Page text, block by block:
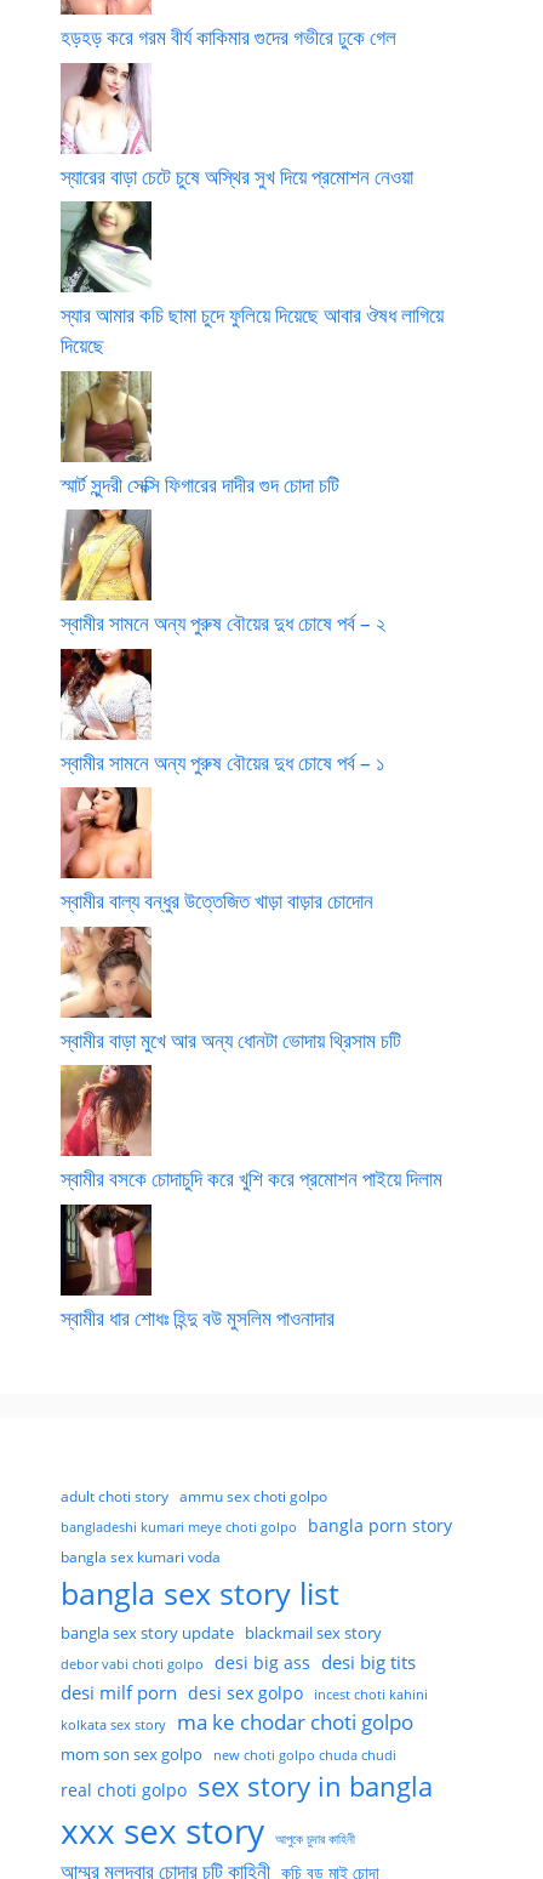
হড়হড় করে গরম বীর্য কাকিমার গুদের গভীরে ঢুকে গেল
স্যারের বাড়া চেটে চুষে অস্থির সুখ দিয়ে প্রমোশন নেওয়া
স্যার আমার কচি ছামা চুদে ফুলিয়ে দিয়েছে আবার ঔষধ লাগিয়ে
দিয়েছে
স্মার্ট সুন্দরী সেক্সি ফিগারের দাদীর গুদ চোদা চটি
স্বামীর সামনে অন্য পুরুষ বৌয়ের দুধ চোষে পর্ব – ২
স্বামীর সামনে অন্য পুরুষ বৌয়ের দুধ চোষে পর্ব – ১
স্বামীর বাল্য বন্ধুর উত্তেজিত খাড়া বাড়ার চোদোন
স্বামীর বাড়া মুখে আর অন্য ধোনটা ভোদায় থ্রিসাম চটি
স্বামীর বসকে চোদাচুদি করে খুশি করে প্রমোশন পাইয়ে দিলাম
স্বামীর ধার শোধঃ হিন্দু বউ মুসলিম পাওনাদার
adult choti story ammu sex choti golpo
bangladeshi kumari meye choti golpo bangla porn story
bangla sex kumari voda
bangla sex story list
bangla sex story update blackmail sex story
debor vabi choti golpo desi big ass desi big tits
desi milf porn desi sex golpo incest choti kahini
kolkata sex story ma ke chodar choti golpo
mom son sex golpo new choti golpo chuda chudi
real choti golpo sex story in bangla
xxx sex story আপুকে চুদার কাহিনী
আম্মুর মলদ্বার চোদার চটি কাহিনী কচি বড় মাই চোদা